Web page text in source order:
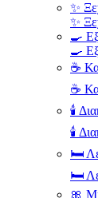
✨
✨
🍳
🍳
☕
☕
🕯️
🕯️
🛏️
🛏️
🎀